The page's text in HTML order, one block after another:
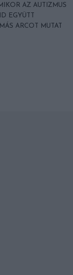
AZ AUTIZMUS
EGYÜTT
ARCOT MUTAT